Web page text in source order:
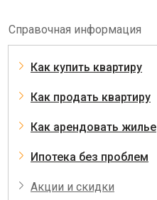
Справочная информация
Как купить квартиру
Как продать квартиру
Как арендовать жилье
Ипотека без проблем
Акции и скидки